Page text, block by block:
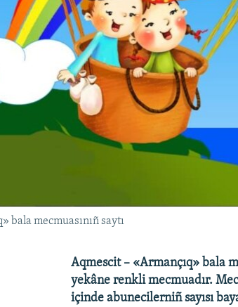
bala mecmuasınıñ saytı
Aqmescit – «Armançıq» bala
yekâne renkli mecmuadır.
içinde abunecilerniñ sayısı